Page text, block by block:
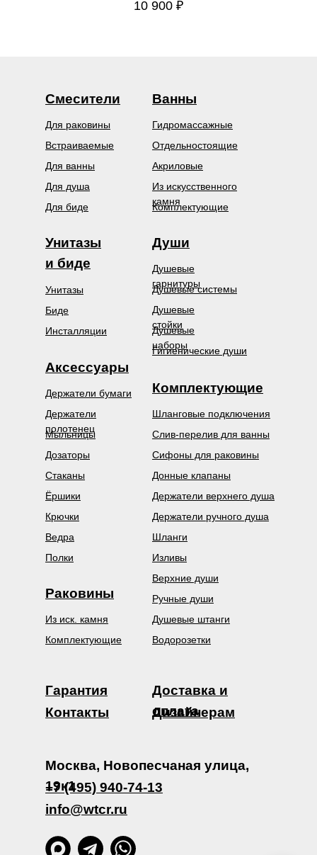
10 900 ₽
Смесители
Души
Душевые
гарнитуры
Душевые системы
Гигиенические души
Аксессуары
Держатели бумаги
Держатели
полотенец
Мыльницы
Раковины
Из иск. камня
Комплектующие
Встраиваемые
Для биде
Для ванны
Для душа
Для раковины
Ванны
Из искусственного
камня
Комплектующие
Шланговые подключения
Слив-перелив для ванны
Сифоны для раковины
Донные клапаны
Дизайнерам
Доставка и
оплата
Гарантия
Контакты
Душевые
стойки
Душевые
наборы
Дозаторы
Держатели верхнего душа
Гидромассажные
Акриловые
Отдельностоящие
Комплектующие
Инсталляции
Биде
Унитазы
Унитазы
и биде
Стаканы
Ёршики
Крючки
Ведра
Полки
Держатели ручного душа
Шланги
Изливы
Верхние души
Ручные души
Москва, Новопесчаная улица,
19к1
info@wtcr.ru
+7 (495) 940-74-13
Душевые штанги
Водорозетки